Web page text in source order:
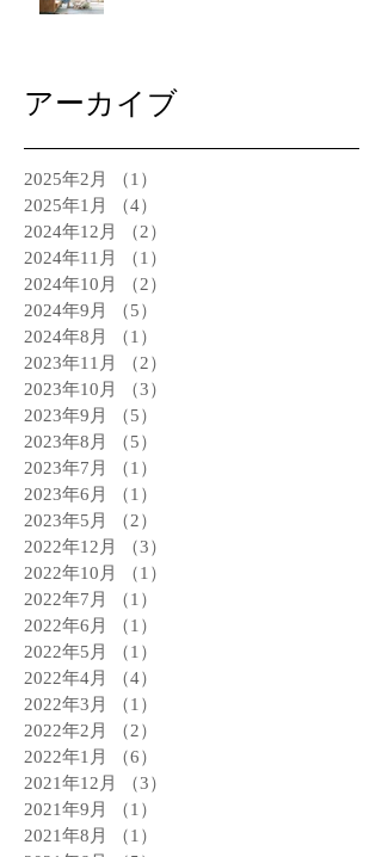
アーカイブ
2025年2月 （1）
2025年1月
（4）
2024年12月
（2）
2024年11月
（1）
2024年10月
（2）
2024年9月
（5）
2024年8月
（1）
2023年11月
（2）
2023年10月
（3）
2023年9月
（5）
2023年8月
（5）
2023年7月
（1）
2023年6月
（1）
2023年5月
（2）
2022年12月
（3）
2022年10月
（1）
2022年7月
（1）
2022年6月
（1）
2022年5月
（1）
2022年4月
（4）
2022年3月
（1）
2022年2月
（2）
2022年1月
（6）
2021年12月
（3）
2021年9月
（1）
2021年8月
（1）